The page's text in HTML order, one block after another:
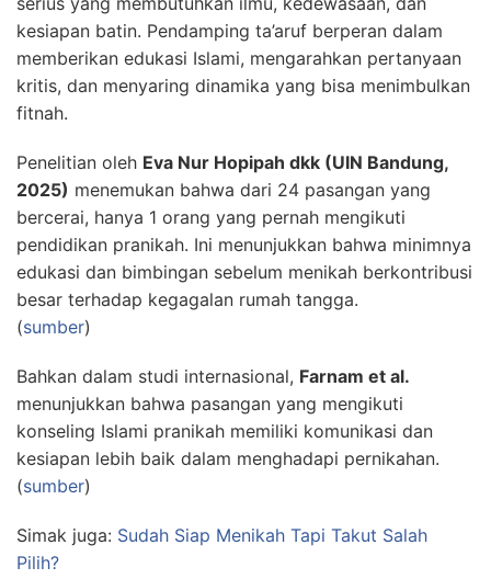
kesiapan batin. Pendamping ta’aruf berperan dalam
memberikan edukasi Islami, mengarahkan pertanyaan
kritis, dan menyaring dinamika yang bisa menimbulkan
fitnah.
Penelitian oleh Eva Nur Hopipah dkk (UIN Bandung,
2025) menemukan bahwa dari 24 pasangan yang
bercerai, hanya 1 orang yang pernah mengikuti
pendidikan pranikah. Ini menunjukkan bahwa minimnya
edukasi dan bimbingan sebelum menikah berkontribusi
besar terhadap kegagalan rumah tangga.
(sumber)
Bahkan dalam studi internasional, Farnam et al.
menunjukkan bahwa pasangan yang mengikuti
konseling Islami pranikah memiliki komunikasi dan
kesiapan lebih baik dalam menghadapi pernikahan.
(sumber)
Simak juga: Sudah Siap Menikah Tapi Takut Salah
Pilih?